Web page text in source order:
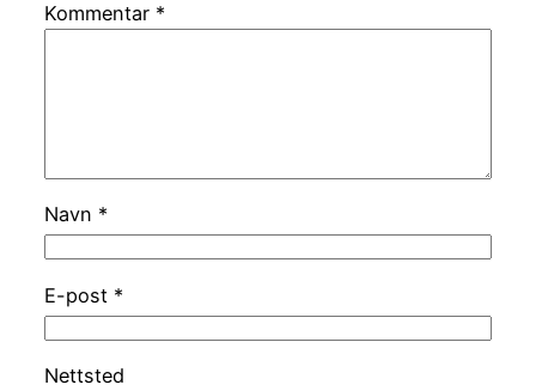
Kommentar *
Navn *
E-post *
Nettsted